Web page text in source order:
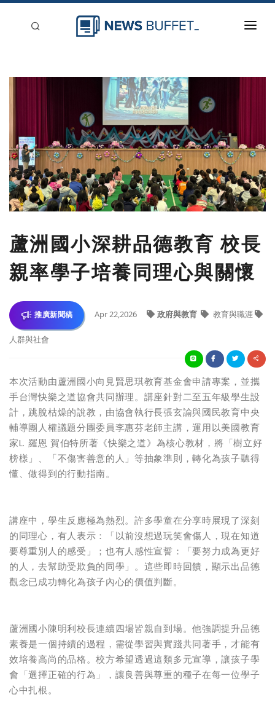
新聞稿分類
刊登
蘆洲國小深耕品德教育 校長
親率學子培養同理心與關懷
推廣新聞稿 Apr 22,2026 政府與教育 教育與職涯
人群與社會
本次活動由蘆洲國小向見賢思琪教育基金會申請專案，並攜
手台灣快樂之道協會共同辦理。講座針對二至五年級學生設
計，跳脫枯燥的說教，由協會執行長張玄諭與國民教育中央
輔導團人權議題分團委員李惠芬老師主講，運用以美國教育
家L. 羅恩 賀伯特所著《快樂之道》為核心教材，將「樹立好
榜樣」、「不傷害善意的人」等抽象準則，轉化為孩子聽得
懂、做得到的行動指南。
講座中，學生反應極為熱烈。許多學童在分享時展現了深刻
的同理心，有人表示：「以前沒想過玩笑會傷人，現在知道
要尊重別人的感受」；也有人感性宣誓：「要努力成為更好
的人，去幫助受欺負的同學」。這些即時回饋，顯示出品德
觀念已成功轉化為孩子內心的價值判斷。
蘆洲國小陳明利校長連續四場皆親自到場。他強調提升品德
素養是一個持續的過程，需從學習與實踐共同著手，才能有
效培養高尚的品格。校方希望透過這類多元宣導，讓孩子學
會「選擇正確的行為」，讓良善與尊重的種子在每一位學子
心中扎根。